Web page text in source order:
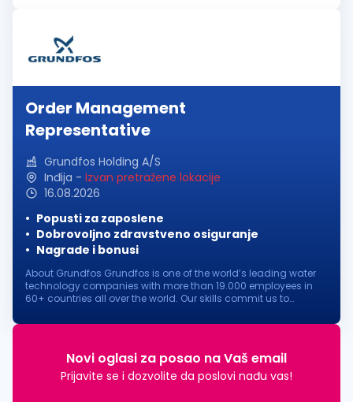
Order Management
Representative
Grundfos Holding A/S
Inđija - Izvan pretražene lokacije
16.08.2026
Popusti za zaposlene
Dobrovoljno zdravstveno osiguranje
Nagrade i bonusi
About Grundfos Grundfos is one of the world’s leading water
technology companies with more than 19.000 employees in
60+ countries all over the world. Our skills commit us to
challenges and improve...
Novi oglasi za posao na Vaš email
Prijavite se i dozvolite da poslovi nađu vas!